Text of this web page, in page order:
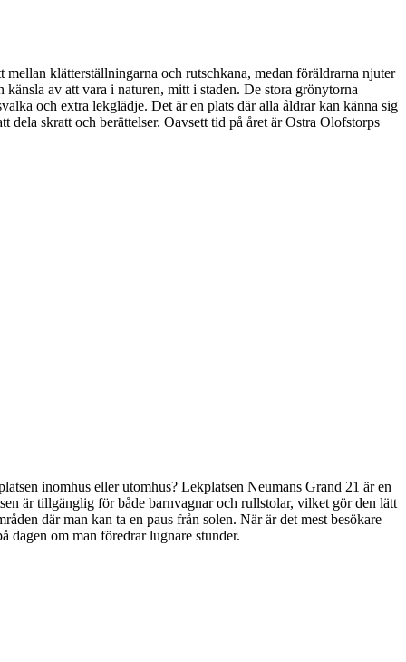
klätterställningarna och rutschkana, medan föräldrarna njuter
av att vara i naturen, mitt i staden. De stora grönytorna
och extra lekglädje. Det är en plats där alla åldrar kan känna sig
dela skratt och berättelser. Oavsett tid på året är Ostra Olofstorps
inomhus eller utomhus? Lekplatsen Neumans Grand 21 är en
är tillgänglig för både barnvagnar och rullstolar, vilket gör den lätt
där man kan ta en paus från solen. När är det mest besökare
dagen om man föredrar lugnare stunder.